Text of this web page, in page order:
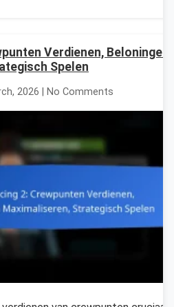
Verdienen, Beloningen
Spelen
2026 | No Comments